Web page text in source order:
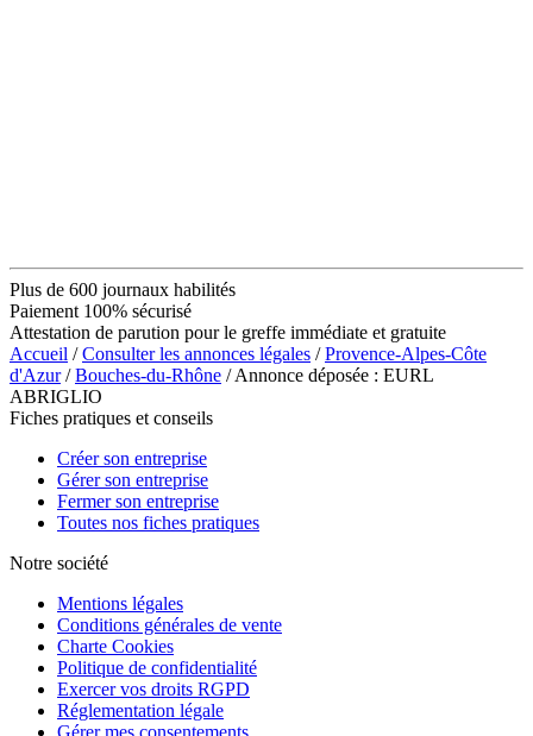
Plus de 600 journaux habilités
Paiement 100% sécurisé
Attestation de parution pour le greffe immédiate et gratuite
Accueil /Consulter les annonces légales /Provence-Alpes-Côte
d'Azur/Bouches-du-Rhône / Annonce déposée : EURL
ABRIGLIO
Fiches pratiques et conseils
Créer son entreprise
Gérer son entreprise
Fermer son entreprise
Toutes nos fiches pratiques
Notre société
Mentions légales
Conditions générales de vente
Charte Cookies
Politique de confidentialité
Exercer vos droits RGPD
Réglementation légale
Gérer mes consentements